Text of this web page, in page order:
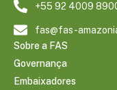
+55 92 4009
fas@fas-
Sobre a FAS
Governança
Embaixadores